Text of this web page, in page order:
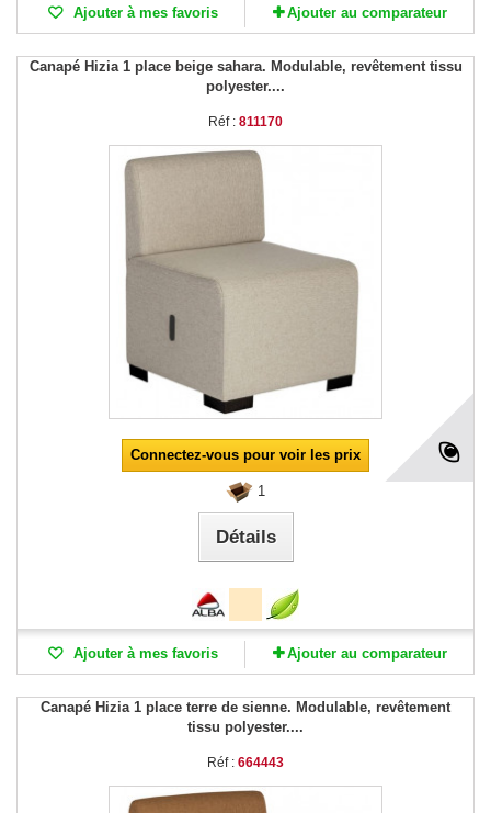
Ajouter à mes favoris Ajouter au comparateur
Canapé Hizia 1 place beige sahara. Modulable, revêtement tissu
polyester....
Réf : 811170
Connectez-vous pour voir les prix
1
Détails
Ajouter à mes favoris Ajouter au comparateur
Canapé Hizia 1 place terre de sienne. Modulable, revêtement
tissu polyester....
Réf : 664443